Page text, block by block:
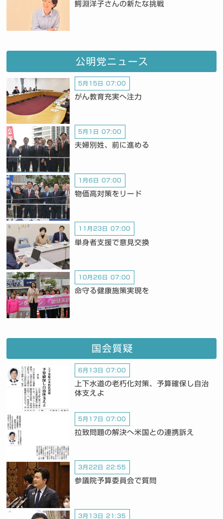
鰐淵洋子さんの新たな挑戦
公明党ニュース
5月15日 07:00
がん教育充実へ注力
5月1日 07:00
夫婦別姓、前に進める
1月6日 07:00
物価高対策をリード
11月23日 07:00
単身者支援で意見交換
10月26日 07:00
命守る健康施策実現を
国会質疑
6月13日 07:00
上下水道の老朽化対策、予算確保し自治
体支えよ
5月17日 07:00
拉致問題の解決へ米国との連携訴え
3月22日 22:55
参議院予算委員会で質問
3月13日 21:35